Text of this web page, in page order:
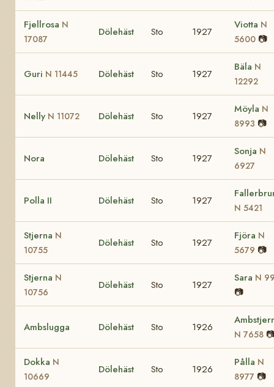
Fjellrosa N
17087
Dölehäst Sto 1927
Viotta N
5600 📷
Guri N 11445 Dölehäst Sto 1927
Bäla N
12292
Nelly N 11072 Dölehäst Sto 1927
Möyla N
8993 📷
Nora Dölehäst Sto 1927
Sonja N
6927
Polla II Dölehäst Sto 1927
N 5421
Stjerna N
10755
Dölehäst Sto 1927
Fjöra N
5679 📷
Stjerna N
10756
Dölehäst Sto 1927
Sara N
📷
Ambslugga Dölehäst Sto 1926
N 7658
Dokka N
10669
Dölehäst Sto 1926
Pålla N
8977 📷